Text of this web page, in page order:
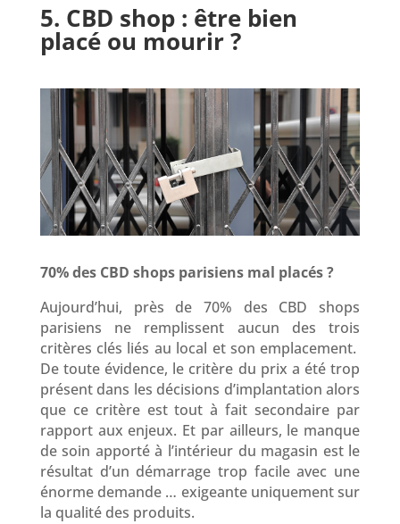
5. CBD shop : être bien
placé ou mourir ?
70% des CBD shops parisiens mal placés ?
Aujourd’hui, près de 70% des CBD shops
parisiens ne remplissent aucun des trois
critères clés liés au local et son emplacement.
De toute évidence, le critère du prix a été trop
présent dans les décisions d’implantation alors
que ce critère est tout à fait secondaire par
rapport aux enjeux. Et par ailleurs, le manque
de soin apporté à l’intérieur du magasin est le
résultat d’un démarrage trop facile avec une
énorme demande … exigeante uniquement sur
la qualité des produits.